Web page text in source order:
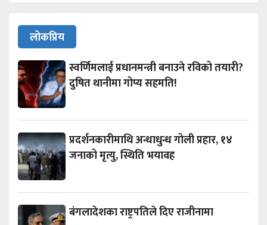
लोकप्रिय
स्वर्णिमलाई प्रधानमन्त्री बनाउने रविको तयारी?
दुषित थानीमा गोप्य सहमति!
प्रदर्शनकारीमाथि अन्धाधुन्ध गोली प्रहार, १४
जनाको मृत्यु, स्थिति भयावह
बंगलादेशका राष्ट्रपतिले दिए राजीनामा